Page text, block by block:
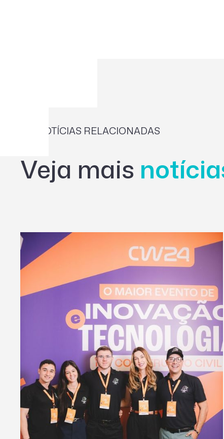
NOTÍCIAS RELACIONADAS
Veja mais